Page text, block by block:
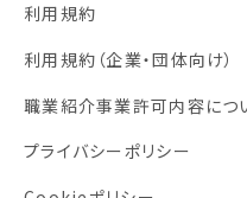
利用規約
利用規約 （企業・団体向け）
職業紹介事業許可内容につ
プライバシーポリシー